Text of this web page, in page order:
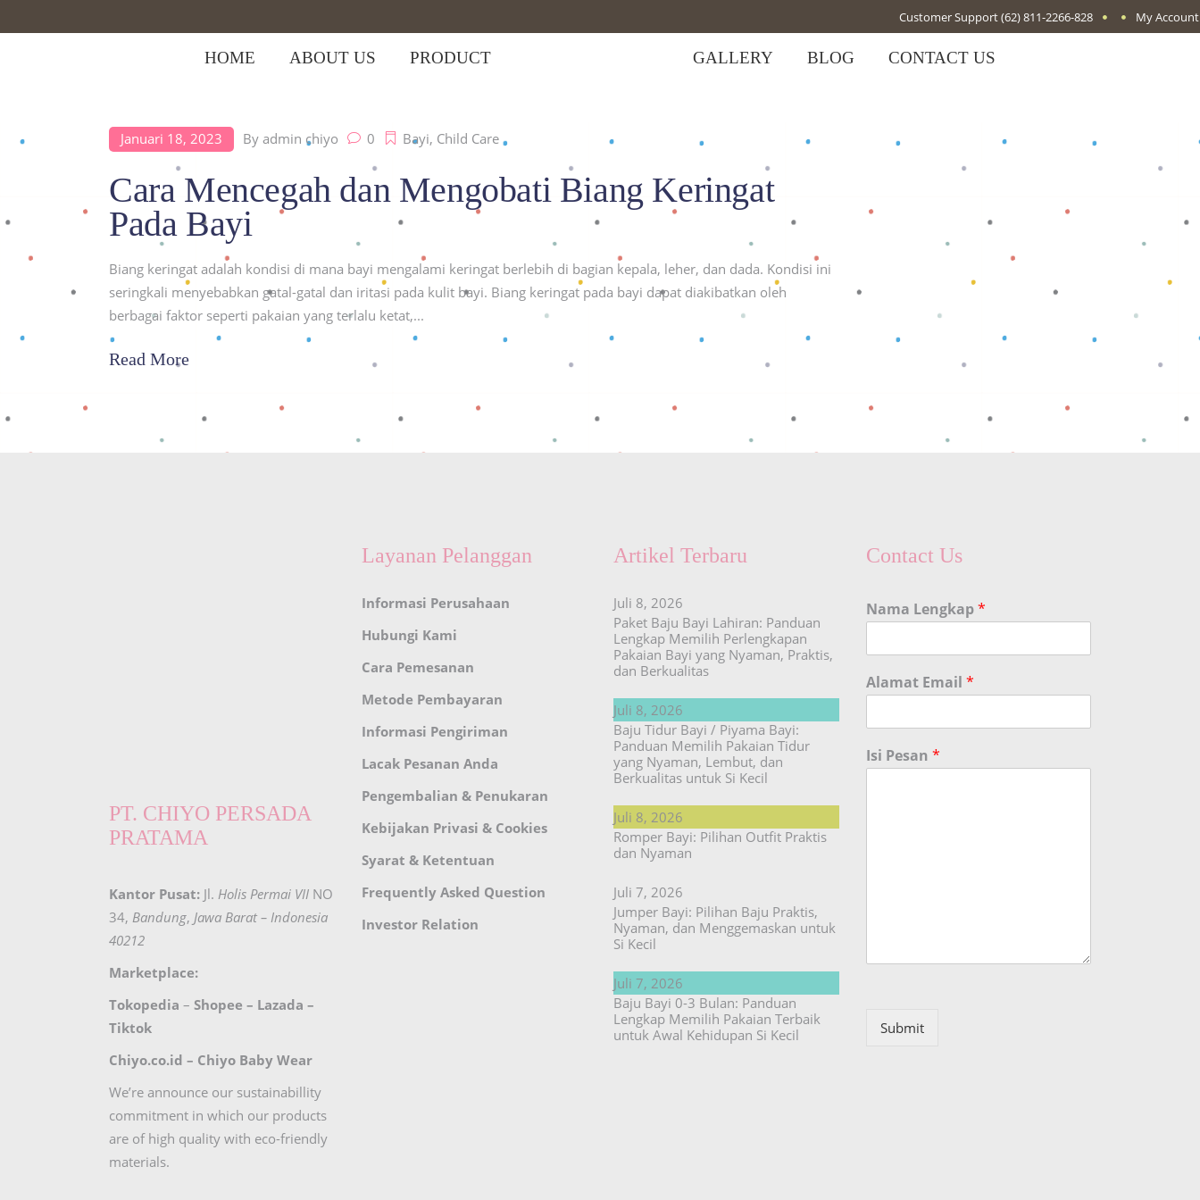
Customer Support(62) 811-2266-828 My Account
HOME ABOUT US PRODUCT GALLERY BLOG CONTACT US
Home>Posts tagged "biang keringat pada bayi"
Januari 18, 2023 By admin chiyo 0 Bayi, Child Care
Cara Mencegah dan Mengobati Biang Keringat
Pada Bayi
Biang keringat adalah kondisi di mana bayi mengalami keringat berlebih di bagian kepala, leher, dan dada. Kondisi ini
seringkali menyebabkan gatal-gatal dan iritasi pada kulit bayi. Biang keringat pada bayi dapat diakibatkan oleh
berbagai faktor seperti pakaian yang terlalu ketat,
Read More
PT. CHIYO PERSADA
PRATAMA
Kantor Pusat: Jl. Holis Permai VII NO
34, Bandung, Jawa Barat – Indonesia
40212
Marketplace:
Tokopedia – Shopee – Lazada –
Tiktok
Chiyo.co.id – Chiyo Baby Wear
We’re announce our sustainabillity
commitment in which our products
are of high quality with eco-friendly
materials.
Layanan Pelanggan
Informasi Perusahaan
Hubungi Kami
Cara Pemesanan
Metode Pembayaran
Informasi Pengiriman
Lacak Pesanan Anda
Pengembalian & Penukaran
Kebijakan Privasi & Cookies
Syarat & Ketentuan
Frequently Asked Question
Investor Relation
Artikel Terbaru
Juli 8, 2026
Paket Baju Bayi Lahiran: Panduan
Lengkap Memilih Perlengkapan
Pakaian Bayi yang Nyaman, Praktis,
dan Berkualitas
Juli 8, 2026
Baju Tidur Bayi / Piyama Bayi:
Panduan Memilih Pakaian Tidur
yang Nyaman, Lembut, dan
Berkualitas untuk Si Kecil
Juli 8, 2026
Romper Bayi: Pilihan Outfit Praktis
dan Nyaman
Juli 7, 2026
Jumper Bayi: Pilihan Baju Praktis,
Nyaman, dan Menggemaskan untuk
Si Kecil
Juli 7, 2026
Baju Bayi 0-3 Bulan: Panduan
Lengkap Memilih Pakaian Terbaik
untuk Awal Kehidupan Si Kecil
Contact Us
Nama Lengkap*
Alamat Email *
Isi Pesan *
Submit